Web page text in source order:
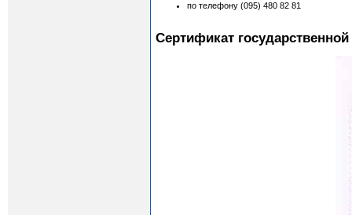
по телефону (095) 480 82 81
Сертификат государственной